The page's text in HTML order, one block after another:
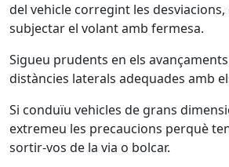
del vehicle corregint les
subjectar el volant amb fermesa.
Sigueu prudents en els
distàncies laterals adequades amb
Si conduïu vehicles de grans
extremeu les precaucions perquè
sortir-vos de la via o bolcar.